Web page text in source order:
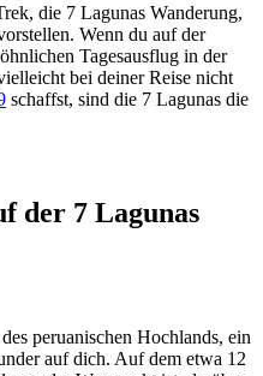
die 7 Lagunas Wanderung,
Wenn du auf der
Tagesausflug in der
bei deiner Reise nicht
schaffst, sind die 7 Lagunas die
der 7 Lagunas
peruanischen Hochlands, ein
auf dich. Auf dem etwa 12